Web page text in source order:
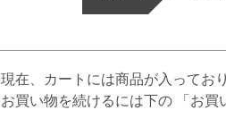
現在、カートには商品が入ってお
お買い物を続けるには下の 「お買